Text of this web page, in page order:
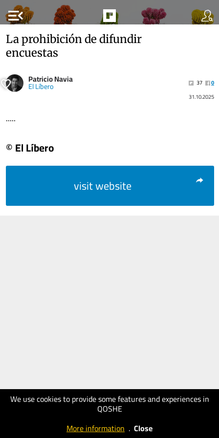
menu_open
We use cookies to provide some features and experiences in
QOSHE
More information . Close
La prohibición de difundir
encuestas
Patricio Navia
El Líbero 37
0
31.10.2025
.....
© El Líbero
visit website